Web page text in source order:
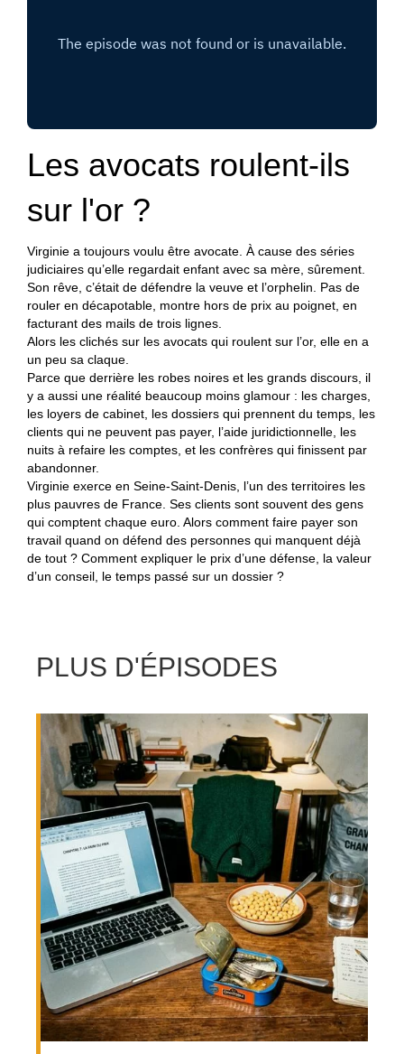
le
Les avocats roulent-ils
sur l'or ?
Virginie a toujours voulu être avocate. À cause des séries
judiciaires qu’elle regardait enfant avec sa mère, sûrement.
Son rêve, c’était de défendre la veuve et l’orphelin. Pas de
rouler en décapotable, montre hors de prix au poignet, en
facturant des mails de trois lignes.
Alors les clichés sur les avocats qui roulent sur l’or, elle en a
un peu sa claque.
Parce que derrière les robes noires et les grands discours, il
y a aussi une réalité beaucoup moins glamour : les charges,
les loyers de cabinet, les dossiers qui prennent du temps, les
clients qui ne peuvent pas payer, l’aide juridictionnelle, les
nuits à refaire les comptes, et les confrères qui finissent par
abandonner.
Virginie exerce en Seine-Saint-Denis, l’un des territoires les
plus pauvres de France. Ses clients sont souvent des gens
qui comptent chaque euro. Alors comment faire payer son
travail quand on défend des personnes qui manquent déjà
de tout ? Comment expliquer le prix d’une défense, la valeur
d’un conseil, le temps passé sur un dossier ?
PLUS D'ÉPISODES